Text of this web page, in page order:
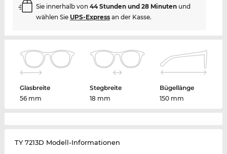
Sie innerhalb von 44 Stunden und 28 Minutenund
wählen Sie UPS-Expressan der Kasse.
Glasbreite
56 mm
Stegbreite
18 mm
Bügellänge
150 mm
TY 7213D Modell-Informationen